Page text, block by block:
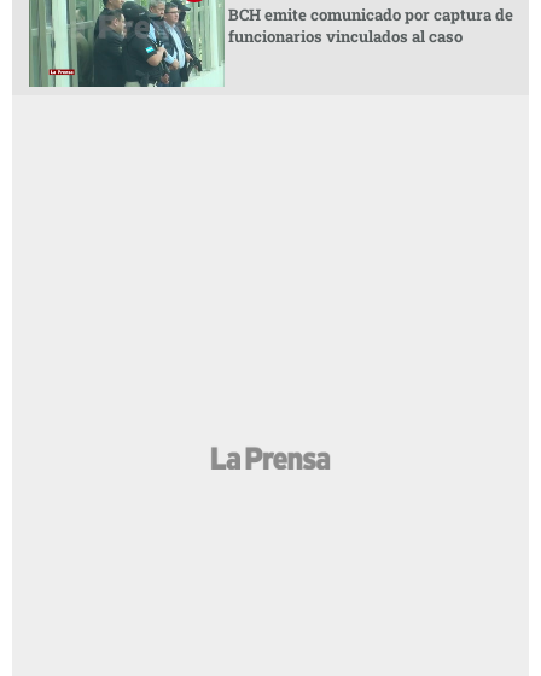
BCH emite comunicado por captura de
funcionarios vinculados al caso